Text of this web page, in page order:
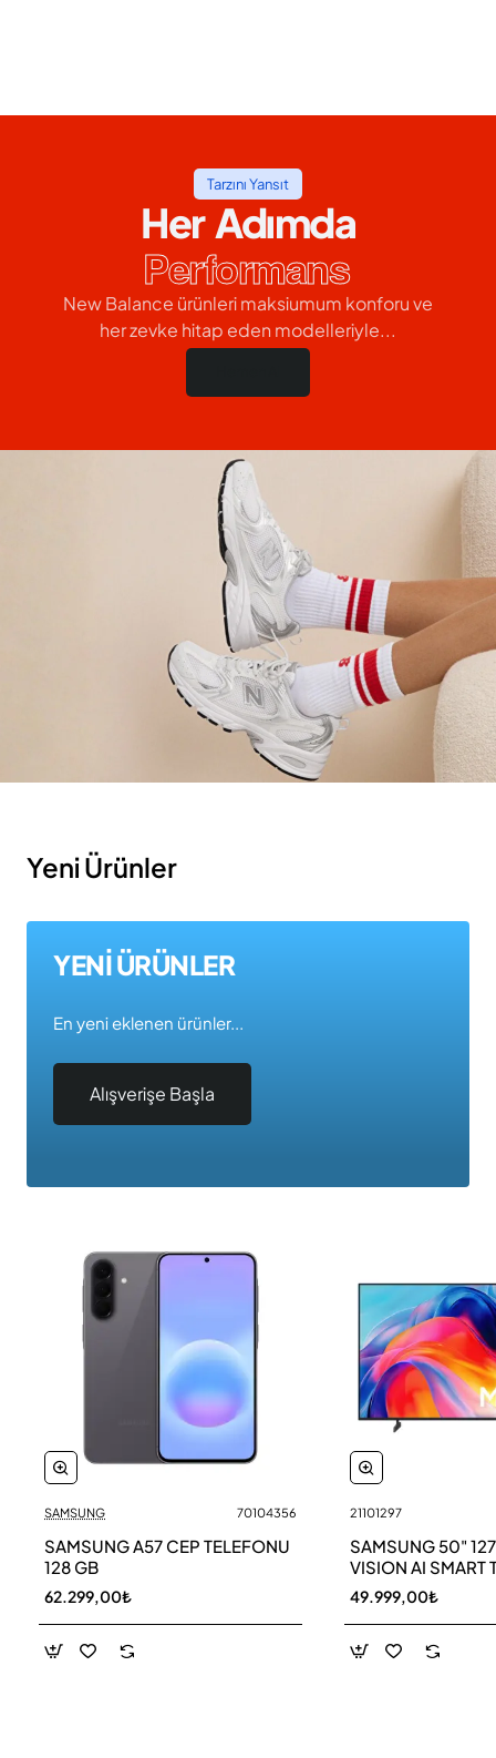
Tarzını Yansıt
Her Adımda
Performans
New Balance ürünleri maksiumum konforu ve
her zevke hitap eden modelleriyle...
Yeni Ürünler
YENİ ÜRÜNLER
En yeni eklenen ürünler...
Alışverişe Başla
Yeni
SAMSUNG 70104356
SAMSUNG A57 CEP TELEFONU
128 GB
62.299,00₺
21101297
SAMSUNG 50"
VISION AI SMART
UE50M70HAU
49.999,00₺